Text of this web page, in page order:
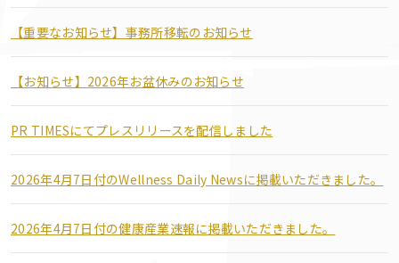
【重要なお知らせ】事務所移転のお知らせ
【お知らせ】2026年お盆休みのお知らせ
PR TIMESにてプレスリリースを配信しました
2026年4月7日付のWellness Daily Newsに掲載いただきました。
2026年4月7日付の健康産業速報に掲載いただきました。